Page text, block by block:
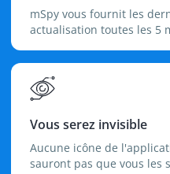
mSpy vous fournit les
actualisation toutes les 5
Vous serez invisible
Aucune icône de
sauront pas que vous les